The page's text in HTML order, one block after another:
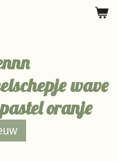
wave
oranje